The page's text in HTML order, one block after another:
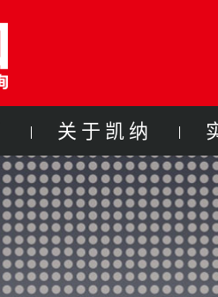
关于凯纳